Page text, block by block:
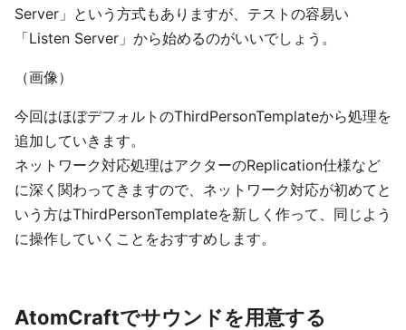
Server」という方式もありますが、テストの容易い
「Listen Server」から始めるのがいいでしょう。
（画像）
今回はほぼデフォルトのThirdPersonTemplateから処理を
追加していきます。
ネットワーク対応処理はアクターのReplication仕様など
に深く関わってきますので、ネットワーク対応が初めてと
いう方はThirdPersonTemplateを新しく作って、同じよう
に操作していくことをおすすめします。
AtomCraftでサウンドを用意する